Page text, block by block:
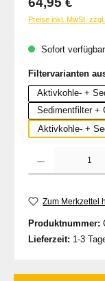
Preise inkl. MwSt.
Sofort
Filtervarianten
Aktivkohle- +
Sedimentfilter +
Aktivkohle- +
Zum Merkzettel
Produktnummer:
Lieferzeit: 1-3